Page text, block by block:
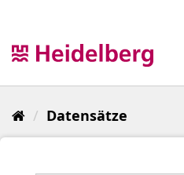
Datensätze